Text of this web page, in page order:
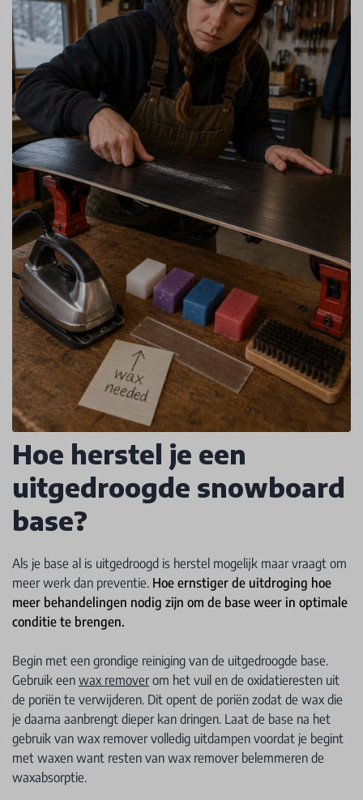
Hoe herstel je een
uitgedroogde snowboard
base?
Als je base al is uitgedroogd is herstel mogelijk maar vraagt om
meer werk dan preventie. Hoe ernstiger de uitdroging hoe
meer behandelingen nodig zijn om de base weer in optimale
conditie te brengen.
Begin met een grondige reiniging van de uitgedroogde base.
Gebruik een wax removerom het vuil en de oxidatieresten uit
de poriën te verwijderen. Dit opent de poriën zodat de wax die
je daarna aanbrengt dieper kan dringen. Laat de base na het
gebruik van wax remover volledig uitdampen voordat je begint
met waxen want resten van wax remover belemmeren de
waxabsorptie.